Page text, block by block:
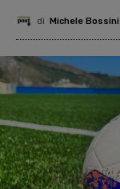
di Michele Bossini